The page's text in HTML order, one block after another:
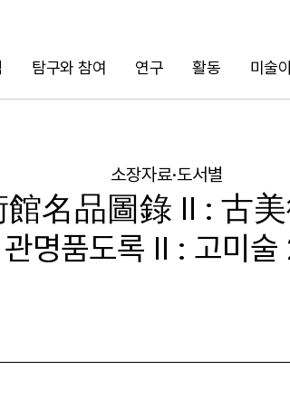
탐구와 참여 연구 활동 미술
검색
소장자료·도서별
館名品圖錄 Ⅱ : 古
관명품도록 Ⅱ : 고미술